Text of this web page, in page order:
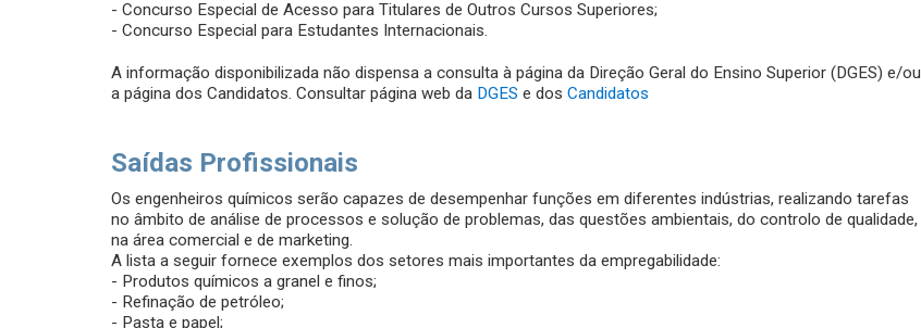
- Concurso Especial de Acesso para Titulares de Outros Cursos Superiores;
- Concurso Especial para Estudantes Internacionais.
A informação disponibilizada não dispensa a consulta à página da Direção Geral do Ensino Superior (DGES) e/ou
a página dos Candidatos. Consultar página web da DGES e dos Candidatos
Saídas Profissionais
Os engenheiros químicos serão capazes de desempenhar funções em diferentes indústrias, realizando tarefas
no âmbito de análise de processos e solução de problemas, das questões ambientais, do controlo de qualidade,
na área comercial e de marketing.
A lista a seguir fornece exemplos dos setores mais importantes da empregabilidade:
- Produtos químicos a granel e finos;
- Refinação de petróleo;
- Pasta e papel;